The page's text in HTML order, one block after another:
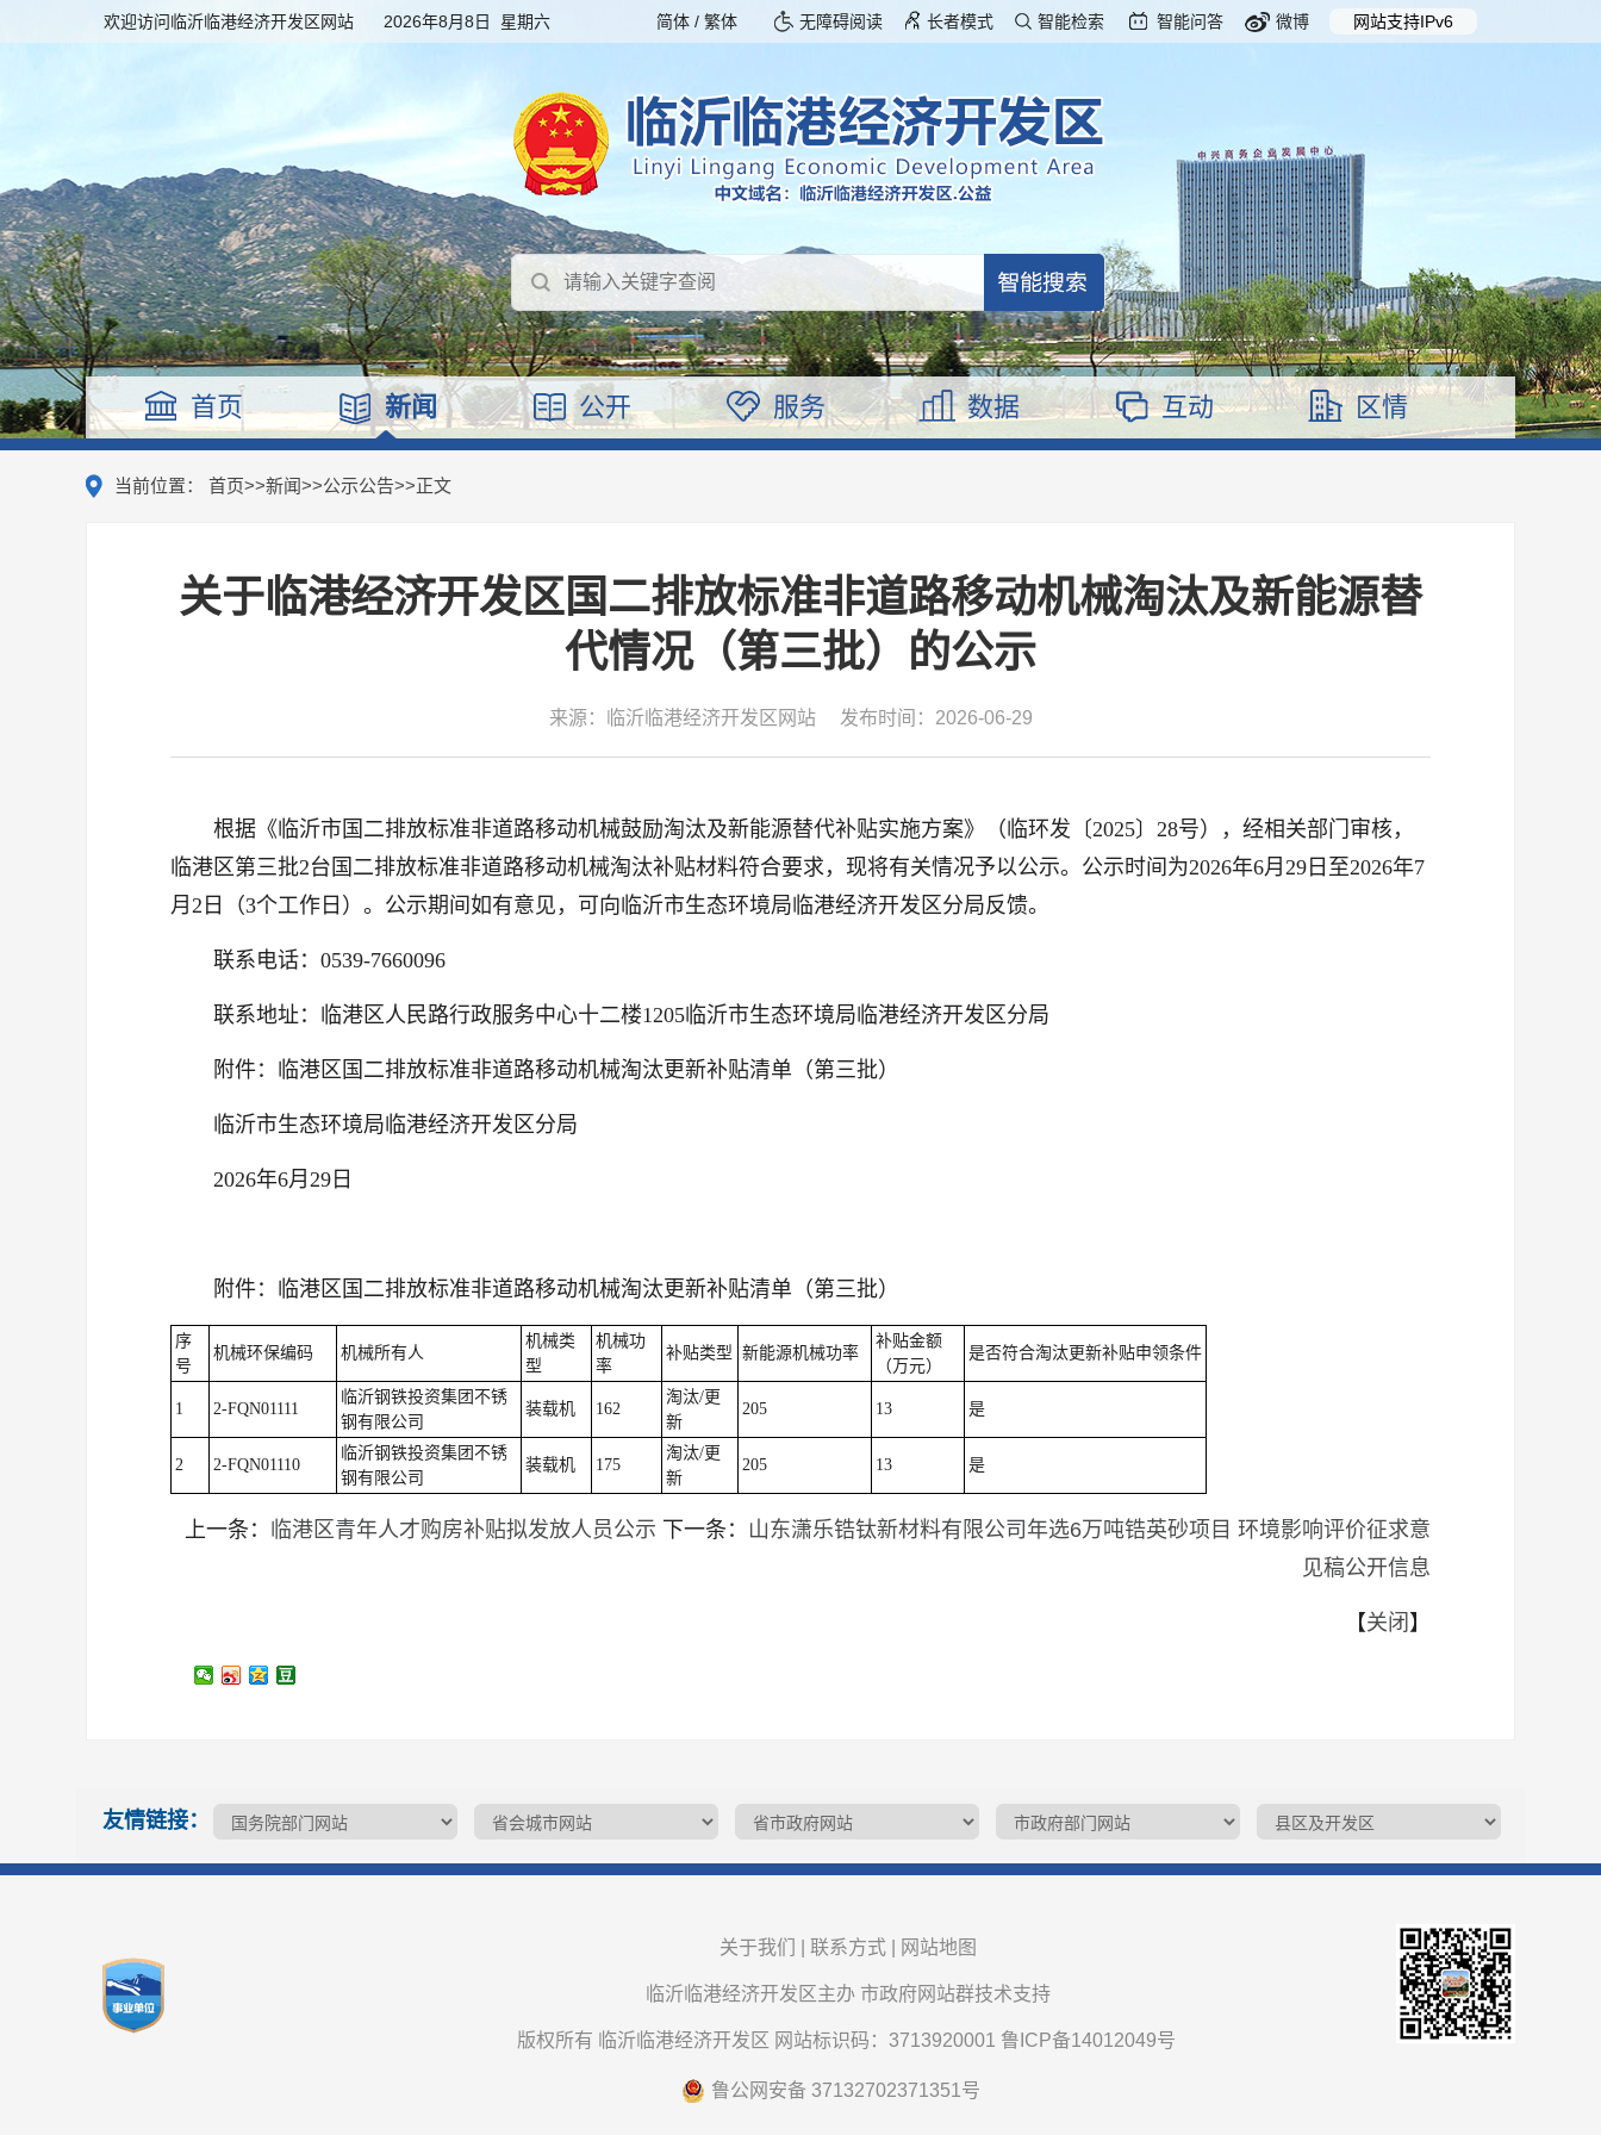
欢迎访问临沂临港经济开发区网站 2026年8月8日 星期六 无障碍阅读 长者模式 智能检索 智能问答 微博 网站支持IPv6
简体 / 繁体
首页 新闻 公开 服务 数据 互动 区情
当前位置： 首页>>新闻>>公示公告>>正文
关于临港经济开发区国二排放标准非道路移动机械淘汰及新能源替
代情况（第三批）的公示
来源：临沂临港经济开发区网站 发布时间：2026-06-29
根据《临沂市国二排放标准非道路移动机械鼓励淘汰及新能源替代补贴实施方案》（临环发〔2025〕28号），经相关部门审核，
临港区第三批2台国二排放标准非道路移动机械淘汰补贴材料符合要求，现将有关情况予以公示。公示时间为2026年6月29日至2026年7
月2日（3个工作日）。公示期间如有意见，可向临沂市生态环境局临港经济开发区分局反馈。
联系电话：0539-7660096
联系地址：临港区人民路行政服务中心十二楼1205临沂市生态环境局临港经济开发区分局
附件：临港区国二排放标准非道路移动机械淘汰更新补贴清单（第三批）
临沂市生态环境局临港经济开发区分局
2026年6月29日
附件：临港区国二排放标准非道路移动机械淘汰更新补贴清单（第三批）
序
号
机械环保编码 机械所有人
机械类
型
机械功
率
补贴类型 新能源机械功率
补贴金额
（万元）
是否符合淘汰更新补贴申领条件
1 2-FQN01111
临沂钢铁投资集团不锈
钢有限公司
装载机 162
淘汰/更
新
205 13 是
2 2-FQN01110
临沂钢铁投资集团不锈
钢有限公司
装载机 175
淘汰/更
新
205 13 是
上一条： 临港区青年人才购房补贴拟发放人员公示 下一条： 山东潇乐锆钛新材料有限公司年选6万吨锆英砂项目 环境影响评价征求意
见稿公开信息
【关闭 】
友情链接：
关于我们 联系方式 网站地图
临沂临港经济开发区主办 市政府网站群技术支持
版权所有 临沂临港经济开发区 网站标识码：3713920001 鲁ICP备14012049号
鲁公网安备 37132702371351号